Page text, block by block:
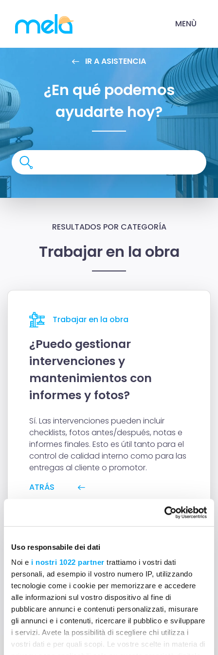
Uso responsabile dei dati
Noi e i nostri 1022 partner trattiamo i vostri dati
personali, ad esempio il vostro numero IP, utilizzando
tecnologie come i cookie per memorizzare e accedere
alle informazioni sul vostro dispositivo al fine di
pubblicare annunci e contenuti personalizzati, misurare
gli annunci e i contenuti, ricercare il pubblico e sviluppare
i servizi. Avete la possibilità di scegliere chi utilizza i
vostri dati e per quali scopi. Le vostre scelte in materia di
MENÙ
IR A ASISTENCIA
¿En qué podemos
ayudarte hoy?
RESULTADOS POR CATEGORÍA
Trabajar en la obra
Trabajar en la obra
¿Puedo gestionar
intervenciones y
mantenimientos con
informes y fotos?
Sí. Las intervenciones pueden incluir
checklists, fotos antes/después, notas e
informes finales. Esto es útil tanto para el
control de calidad interno como para las
entregas al cliente o promotor.
ATRÁS
¿No encuentras la
respuesta a tu pregunta?
Contáctanos